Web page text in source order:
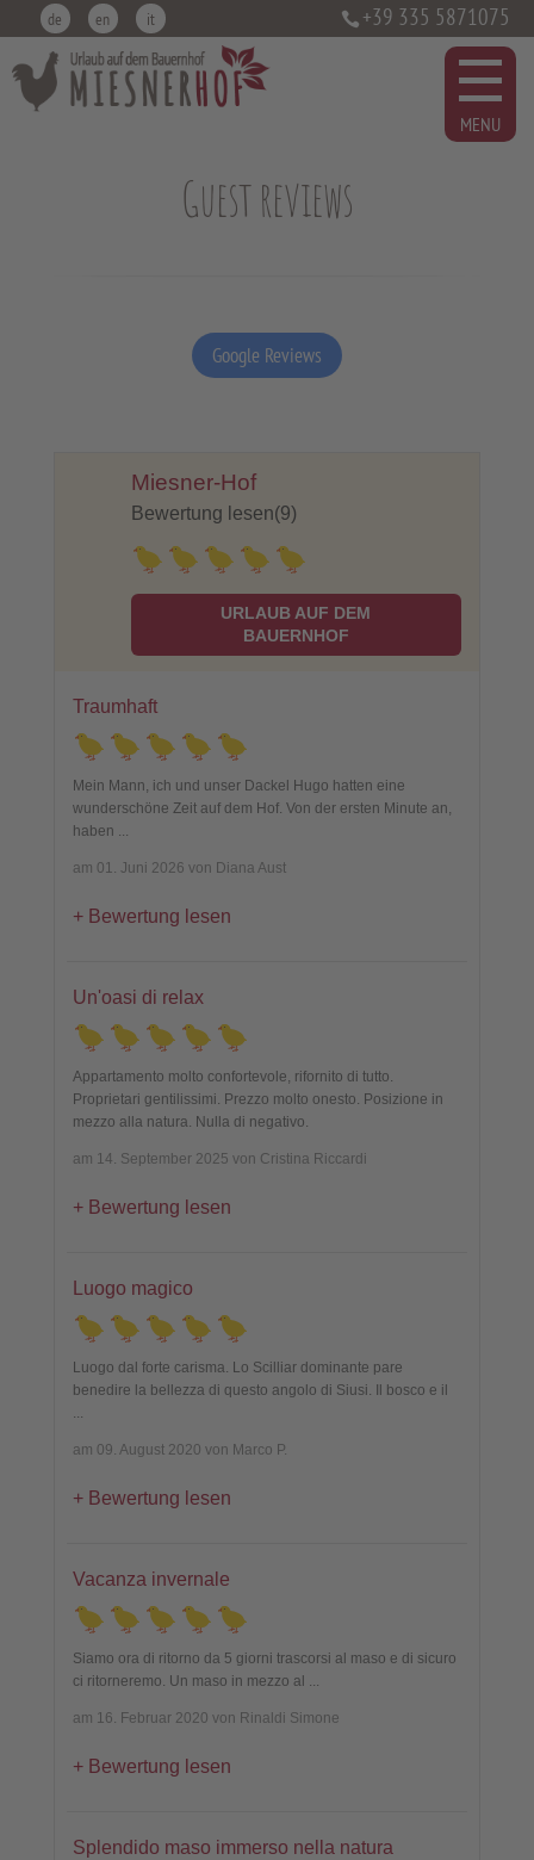
+39 335 5871075
de en it
Guest reviews
Google Reviews
Miesner-Hof
Bewertung lesen(9)
URLAUB AUF DEM
BAUERNHOF
Traumhaft
Mein Mann, ich und unser Dackel Hugo hatten eine
wunderschöne Zeit auf dem Hof. Von der ersten Minute an,
haben ...
am 01. Juni 2026 von Diana Aust
Bewertung lesen
Un'oasi di relax
Appartamento molto confortevole, rifornito di tutto.
Proprietari gentilissimi. Prezzo molto onesto. Posizione in
mezzo alla natura. Nulla di negativo.
am 14. September 2025 von Cristina Riccardi
Bewertung lesen
Luogo magico
Luogo dal forte carisma. Lo Scilliar dominante pare
benedire la bellezza di questo angolo di Siusi. Il bosco e il
...
am 09. August 2020 von Marco P.
Bewertung lesen
Vacanza invernale
Siamo ora di ritorno da 5 giorni trascorsi al maso e di sicuro
ci ritorneremo. Un maso in mezzo al ...
am 16. Februar 2020 von Rinaldi Simone
Bewertung lesen
Splendido maso immerso nella natura